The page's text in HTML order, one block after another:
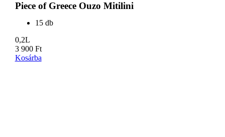
Piece of Greece Ouzo Mitilini
15 db
0,2L
3 900 Ft
Kosárba